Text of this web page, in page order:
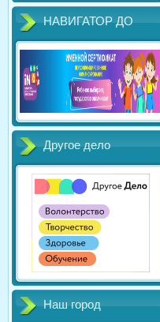
НАВИГАТОР ДО
Другое дело
Наш город